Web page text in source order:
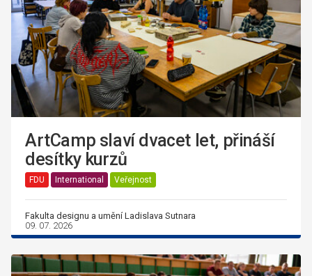
ArtCamp slaví dvacet let, přináší
desítky kurzů
FDU International Veřejnost
Fakulta designu a umění Ladislava Sutnara
09. 07. 2026